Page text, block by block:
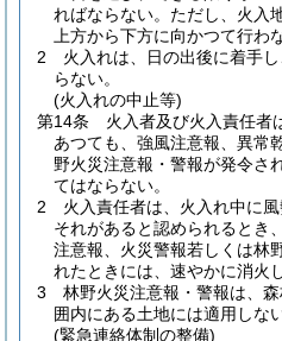
ればならない。 ただし、火入
上方から下方に向かつて行わ
2
火入れは、日の出後に着手
らない。
(火入れの中止等)
第14条
火入者及び火入責任者
あつても、強風注意報、異常
野火災注意報・警報が発令さ
てはならない。
2
火入責任者は、火入れ中に
それがあると認められるとき
注意報、火災警報若しくは林
れたときには、速やかに消火
3
林野火災注意報・警報は、
囲内にある土地には適用しない
(緊急連絡体制の整備)